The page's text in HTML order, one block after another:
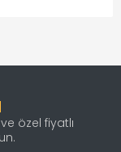
özel fiyatlı